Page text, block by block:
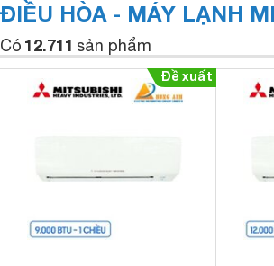
ĐIỀU HÒA - MÁY LẠNH
Có 12.711 sản phẩm